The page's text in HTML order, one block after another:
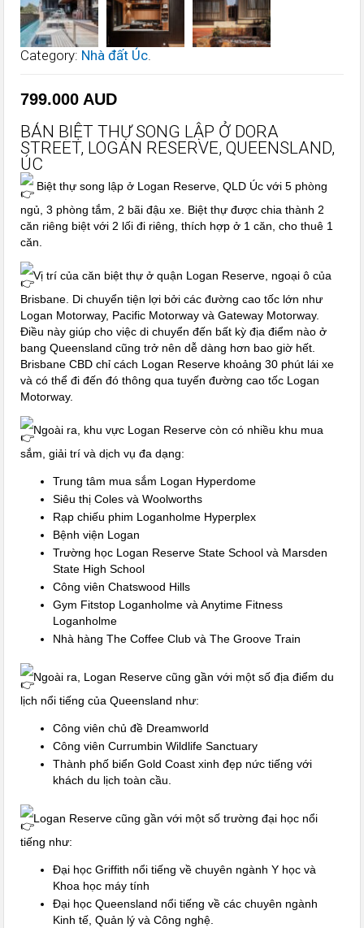
Category: Nhà đất Úc.
799.000 AUD
BÁN BIỆT THỰ SONG LẬP Ở DORA
STREET, LOGAN RESERVE, QUEENSLAND,
ÚC
Biệt thự song lập ở Logan Reserve, QLD Úc với 5 phòng
ngủ, 3 phòng tắm, 2 bãi đậu xe. Biệt thự được chia thành 2
căn riêng biệt với 2 lối đi riêng, thích hợp ở 1 căn, cho thuê 1
căn.
Vị trí của căn biệt thự ở quận Logan Reserve, ngoại ô của
Brisbane. Di chuyển tiện lợi bởi các đường cao tốc lớn như
Logan Motorway, Pacific Motorway và Gateway Motorway.
Điều này giúp cho việc di chuyển đến bất kỳ địa điểm nào ở
bang Queensland cũng trở nên dễ dàng hơn bao giờ hết.
Brisbane CBD chỉ cách Logan Reserve khoảng 30 phút lái xe
và có thể đi đến đó thông qua tuyến đường cao tốc Logan
Motorway.
Ngoài ra, khu vực Logan Reserve còn có nhiều khu mua
sắm, giải trí và dịch vụ đa dạng:
Trung tâm mua sắm Logan Hyperdome
Siêu thị Coles và Woolworths
Rạp chiếu phim Loganholme Hyperplex
Bệnh viện Logan
Trường học Logan Reserve State School và Marsden
State High School
Công viên Chatswood Hills
Gym Fitstop Loganholme và Anytime Fitness
Loganholme
Nhà hàng The Coffee Club và The Groove Train
Ngoài ra, Logan Reserve cũng gần với một số địa điểm du
lịch nổi tiếng của Queensland như:
Công viên chủ đề Dreamworld
Công viên Currumbin Wildlife Sanctuary
Thành phố biển Gold Coast xinh đẹp nức tiếng với
khách du lịch toàn cầu.
Logan Reserve cũng gần với một số trường đại học nổi
tiếng như:
Đại học Griffith nổi tiếng về chuyên ngành Y học và
Khoa học máy tính
Đại học Queensland nổi tiếng về các chuyên ngành
Kinh tế, Quản lý và Công nghệ.